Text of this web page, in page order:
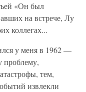
«Он был
на встрече, Лу
коллегах...
у меня в 1962 —
проблему,
тем,
извлекли